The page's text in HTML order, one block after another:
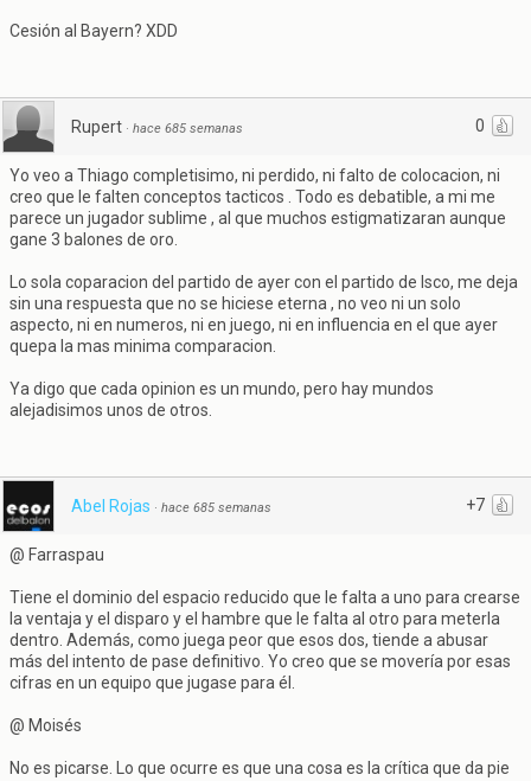
Cesión al Bayern? XDD
0
Rupert · hace 685 semanas
Yo veo a Thiago completisimo, ni perdido, ni falto de colocacion, ni
creo que le falten conceptos tacticos . Todo es debatible, a mi me
parece un jugador sublime , al que muchos estigmatizaran aunque
gane 3 balones de oro.
Lo sola coparacion del partido de ayer con el partido de Isco, me deja
sin una respuesta que no se hiciese eterna , no veo ni un solo
aspecto, ni en numeros, ni en juego, ni en influencia en el que ayer
quepa la mas minima comparacion.
Ya digo que cada opinion es un mundo, pero hay mundos
alejadisimos unos de otros.
+7
Abel Rojas · hace 685 semanas
@ Farraspau
Tiene el dominio del espacio reducido que le falta a uno para crearse
la ventaja y el disparo y el hambre que le falta al otro para meterla
dentro. Además, como juega peor que esos dos, tiende a abusar
más del intento de pase definitivo. Yo creo que se movería por esas
cifras en un equipo que jugase para él.
@ Moisés
No es picarse. Lo que ocurre es que una cosa es la crítica que da pie